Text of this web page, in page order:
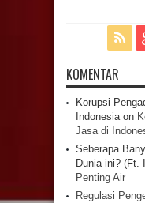
KOMENTAR
Korupsi
Indonesiaon
Jasa di
Seberapa
Dunia ini? (Ft.
Penting Air
Regulasi